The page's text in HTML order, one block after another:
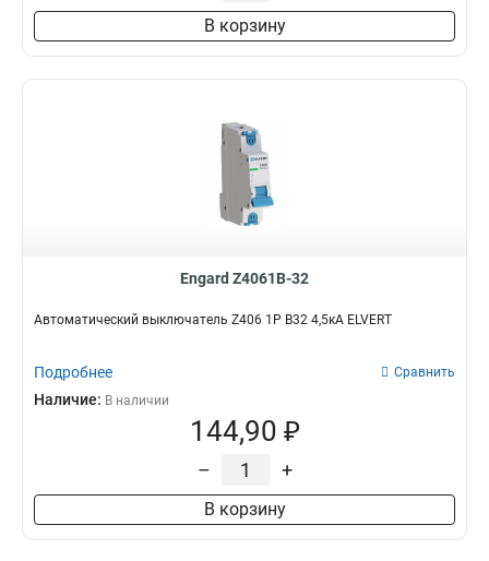
В корзину
Engard Z4061B-32
Автоматический выключатель Z406 1Р B32 4,5кА ELVERT
Подробнее Сравнить
Наличие: В наличии
144,90 ₽
– +
В корзину